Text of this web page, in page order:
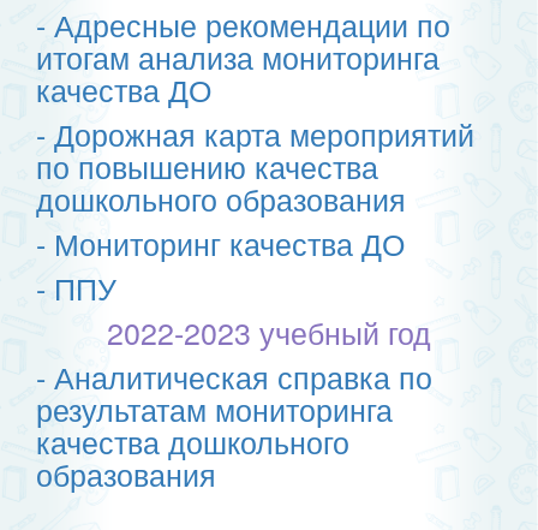
- Адресные рекомендации по
итогам анализа мониторинга
качества ДО
- Дорожная карта мероприятий
по повышению качества
дошкольного образования
- Мониторинг качества ДО
- ППУ
2022-2023 учебный год
- Аналитическая справка по
результатам мониторинга
качества дошкольного
образования